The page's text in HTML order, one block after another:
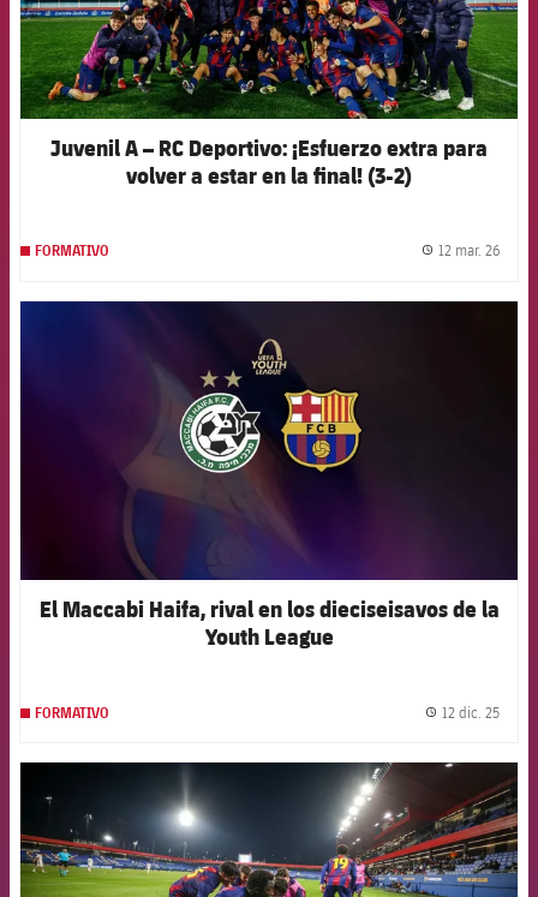
Juvenil A – RC Deportivo: ¡Esfuerzo extra para
volver a estar en la final! (3-2)
FORMATIVO 12 mar. 26
El Maccabi Haifa, rival en los dieciseisavos de la
Youth League
FORMATIVO 12 dic. 25
FCB Barcelona badge